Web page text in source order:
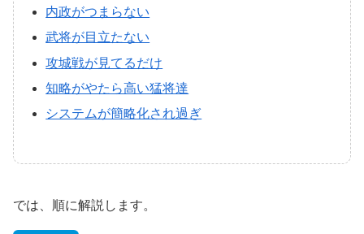
内政がつまらない
武将が目立たない
攻城戦が見てるだけ
知略がやたら高い猛将達
システムが簡略化され過ぎ
では、順に解説します。